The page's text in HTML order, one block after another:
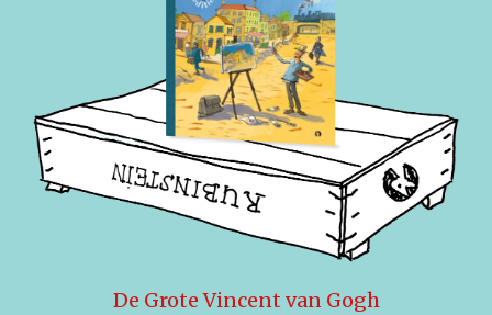
De Grote Vincent van Gogh